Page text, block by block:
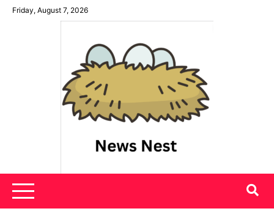
SkipFriday, August 7, 2026
News Nest